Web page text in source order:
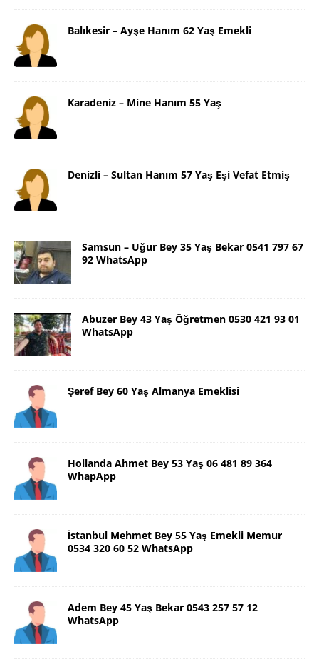
Balıkesir – Ayşe Hanım 62 Yaş Emekli
Karadeniz – Mine Hanım 55 Yaş
Denizli – Sultan Hanım 57 Yaş Eşi Vefat Etmiş
Samsun – Uğur Bey 35 Yaş Bekar 0541 797 67
92 WhatsApp
Abuzer Bey 43 Yaş Öğretmen 0530 421 93 01
WhatsApp
Şeref Bey 60 Yaş Almanya Emeklisi
Hollanda Ahmet Bey 53 Yaş 06 481 89 364
WhapApp
İstanbul Mehmet Bey 55 Yaş Emekli Memur
0534 320 60 52 WhatsApp
Adem Bey 45 Yaş Bekar 0543 257 57 12
WhatsApp